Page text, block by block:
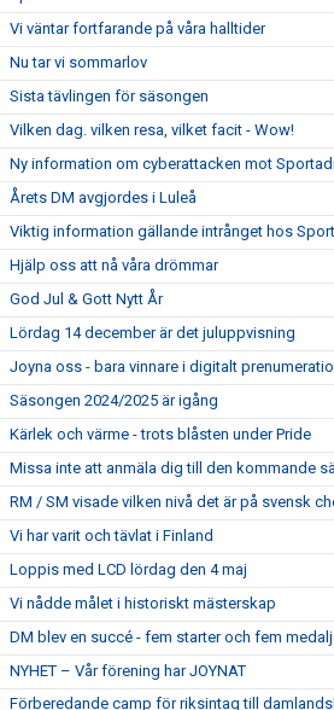
Vi väntar fortfarande på våra halltider
Nu tar vi sommarlov
Sista tävlingen för säsongen
Vilken dag. vilken resa, vilket facit - Wow!
Ny information om cyberattacken mot
Årets DM avgjordes i Luleå
Viktig information gällande intrånget hos
Hjälp oss att nå våra drömmar
God Jul & Gott Nytt År
Lördag 14 december är det juluppvisning
Joyna oss - bara vinnare i digitalt
Säsongen 2024/2025 är igång
Kärlek och värme - trots blåsten under Pride
Missa inte att anmäla dig till den kommande
RM / SM visade vilken nivå det är på svensk
Vi har varit och tävlat i Finland
Loppis med LCD lördag den 4 maj
Vi nådde målet i historiskt mästerskap
DM blev en succé - fem starter och fem
NYHET – Vår förening har JOYNAT
Förberedande camp för riksintag till